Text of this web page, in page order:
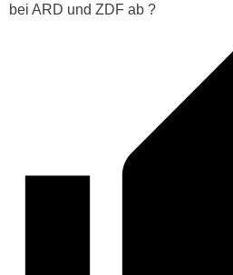
bei ARD und ZDF ab ?